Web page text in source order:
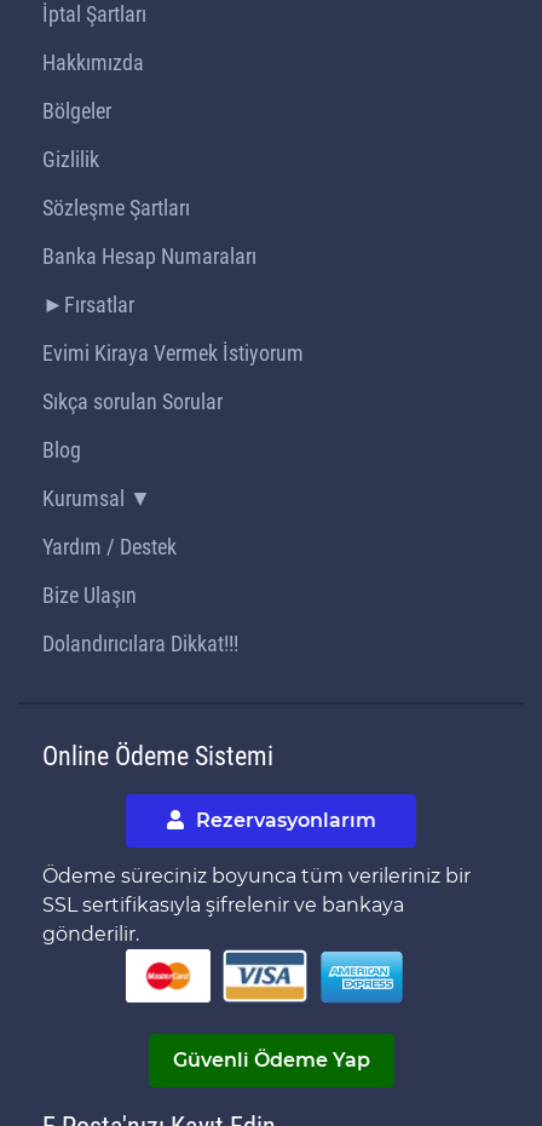
İptal Şartları
Hakkımızda
Bölgeler
Gizlilik
Sözleşme Şartları
Banka Hesap Numaraları
►Fırsatlar
Evimi Kiraya Vermek İstiyorum
Sıkça sorulan Sorular
Blog
Kurumsal ▼
Yardım / Destek
Bize Ulaşın
Dolandırıcılara Dikkat!!!
Online Ödeme Sistemi
Rezervasyonlarım
Ödeme süreciniz boyunca tüm verileriniz bir
SSL sertifikasıyla şifrelenir ve bankaya
gönderilir.
Güvenli Ödeme Yap